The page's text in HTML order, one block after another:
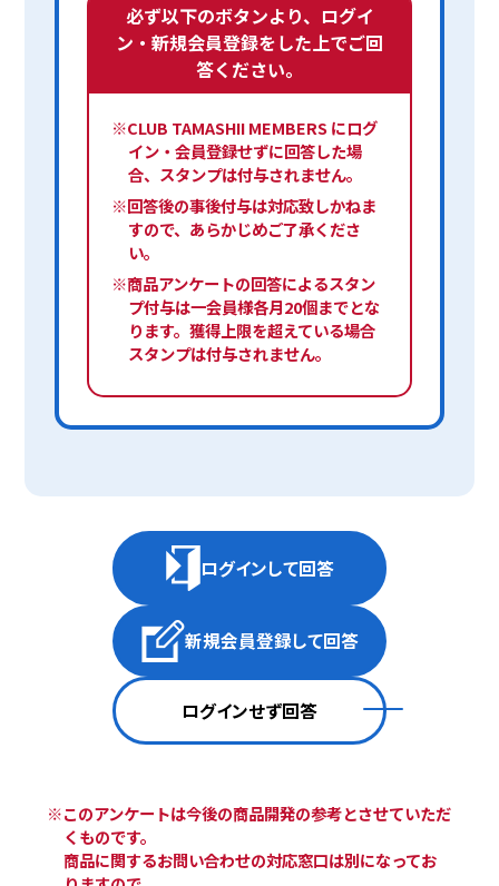
必ず以下のボタンより、ログイ
ン・新規会員登録をした上でご回
答ください。
※CLUB TAMASHII MEMBERS にログ
イン・会員登録せずに回答した場
合、スタンプは付与されません。
※回答後の事後付与は対応致しかねま
すので、あらかじめご了承くださ
い。
※商品アンケートの回答によるスタン
プ付与は一会員様各月20個までとな
ります。獲得上限を超えている場合
スタンプは付与されません。
ログインして回答
新規会員登録して回答
ログインせず回答
※このアンケートは今後の商品開発の参考とさせていただ
くものです。
商品に関するお問い合わせの対応窓口は別になってお